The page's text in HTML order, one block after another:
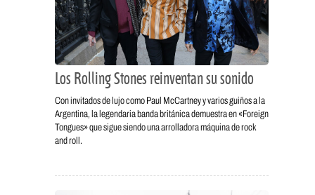
Los Rolling Stones reinventan su sonido
Con invitados de lujo como Paul McCartney y varios guiños a la
Argentina, la legendaria banda británica demuestra en «Foreign
Tongues» que sigue siendo una arrolladora máquina de rock
and roll.